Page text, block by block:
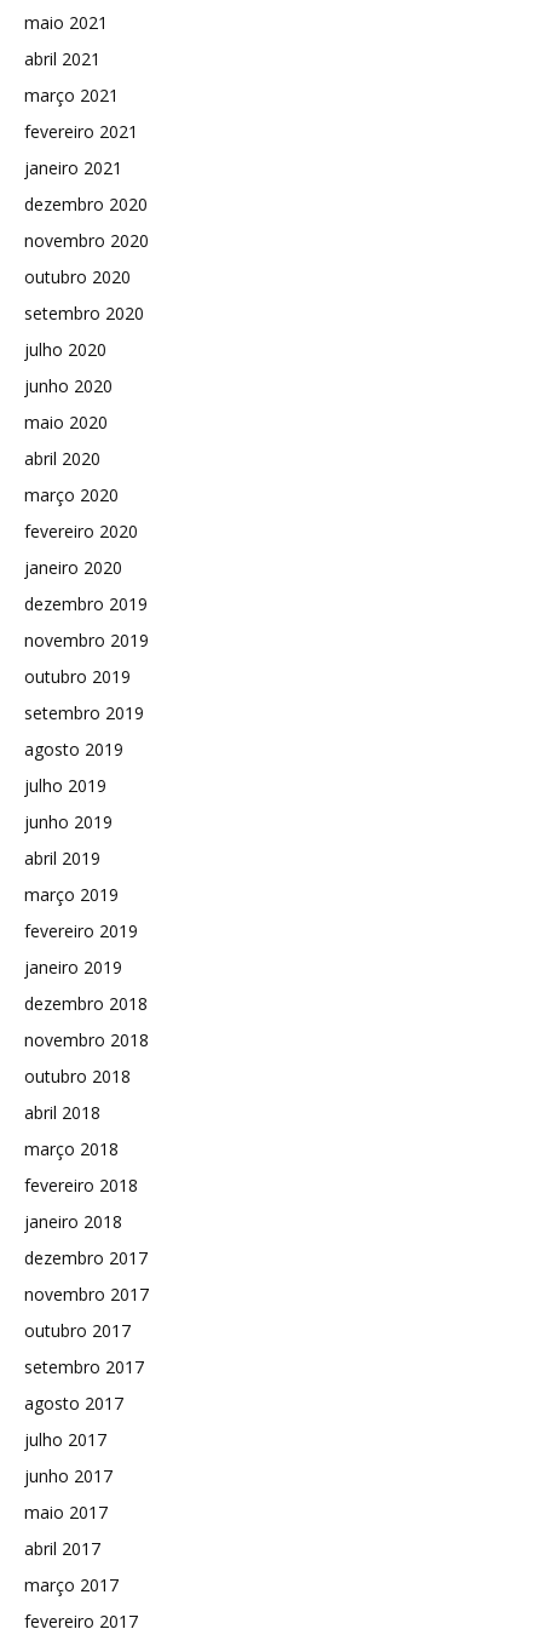
maio 2021
abril 2021
março 2021
fevereiro 2021
janeiro 2021
dezembro 2020
novembro 2020
outubro 2020
setembro 2020
julho 2020
junho 2020
maio 2020
abril 2020
março 2020
fevereiro 2020
janeiro 2020
dezembro 2019
novembro 2019
outubro 2019
setembro 2019
agosto 2019
julho 2019
junho 2019
abril 2019
março 2019
fevereiro 2019
janeiro 2019
dezembro 2018
novembro 2018
outubro 2018
abril 2018
março 2018
fevereiro 2018
janeiro 2018
dezembro 2017
novembro 2017
outubro 2017
setembro 2017
agosto 2017
julho 2017
junho 2017
maio 2017
abril 2017
março 2017
fevereiro 2017